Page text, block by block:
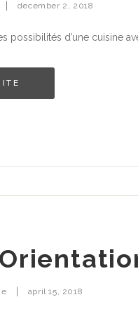
december 2, 2018
possibilités d’une cuisine
april 15, 2018